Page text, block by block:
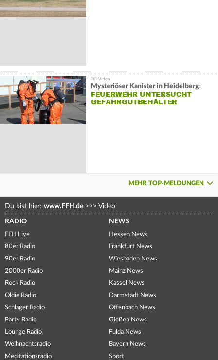
Mysteriöser Kanister in Heidelberg:
FEUERWEHR UNTERSUCHT
GEFAHRGUTBEHÄLTER
MEHR TOP-MELDUNGEN
Du bist hier: www.FFH.de >>> Video
RADIO
FFH Live
80er Radio
90er Radio
2000er Radio
Rock Radio
Oldie Radio
Schlager Radio
Party Radio
Lounge Radio
Weihnachtsradio
Meditationsradio
NEWS
Hessen News
Frankfurt News
Wiesbaden News
Mainz News
Kassel News
Darmstadt News
Offenbach News
Gießen News
Fulda News
Bayern News
Sport